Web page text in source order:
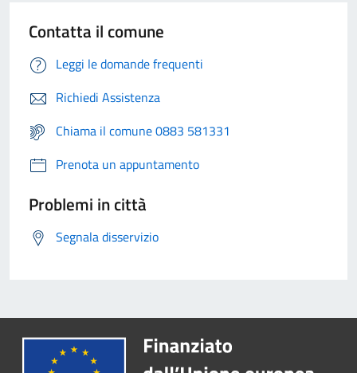
Contatta il comune
Leggi le domande frequenti
Richiedi Assistenza
Chiama il comune 0883 581331
Prenota un appuntamento
Problemi in città
Segnala disservizio